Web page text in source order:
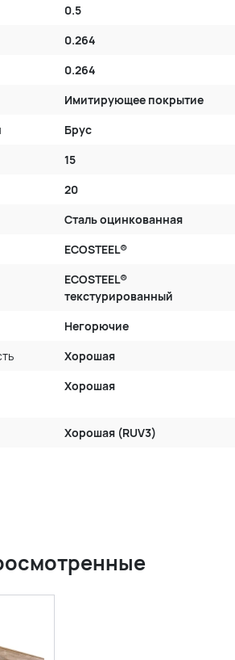
0.5
0.264
0.264
Имитирующее покрытие
Брус
15
20
Сталь оцинкованная
ECOSTEEL®
ECOSTEEL®
текстурированный
Негорючие
Хорошая
Хорошая
Хорошая (RUV3)